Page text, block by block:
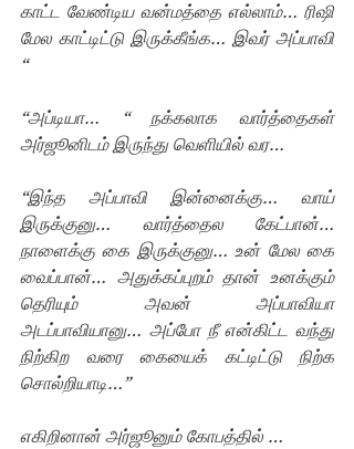
காட்ட வேண்டிய வன்மத்தை எல்லாம்… ரிஷி
மேல காட்டிட்டு இருக்கீங்க… இவர் அப்பாவி
“
“அப்டியா… “ நக்கலாக வார்த்தைகள்
அர்ஜூனிடம் இருந்து வெளியில் வர…
“இந்த அப்பாவி இன்னைக்கு… வாய்
இருக்குனு… வார்த்தைல கேட்பான்…
நாளைக்கு கை இருக்குனு… உன் மேல கை
வைப்பான்… அதுக்கப்புறம் தான் உனக்கும்
தெரியும் அவன் அப்பாவியா
அடப்பாவியானு… அப்போ நீ என்கிட்ட வந்து
நிற்கிற வரை கையைக் கட்டிட்டு நிற்க
சொல்றியாடி…”
எகிறினான் அர்ஜூனும் கோபத்தில் …